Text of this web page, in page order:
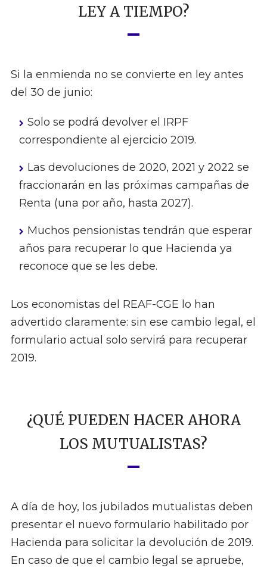
LEY A TIEMPO?
Si la enmienda no se convierte en ley antes
del 30 de junio:
Solo se podrá devolver el IRPF
correspondiente al ejercicio 2019.
Las devoluciones de 2020, 2021 y 2022 se
fraccionarán en las próximas campañas de
Renta (una por año, hasta 2027).
Muchos pensionistas tendrán que esperar
años para recuperar lo que Hacienda ya
reconoce que se les debe.
Los economistas del REAF-CGE lo han
advertido claramente: sin ese cambio legal, el
formulario actual solo servirá para recuperar
2019.
¿QUÉ PUEDEN HACER AHORA
LOS MUTUALISTAS?
A día de hoy, los jubilados mutualistas deben
presentar el nuevo formulario habilitado por
Hacienda para solicitar la devolución de 2019.
En caso de que el cambio legal se apruebe,